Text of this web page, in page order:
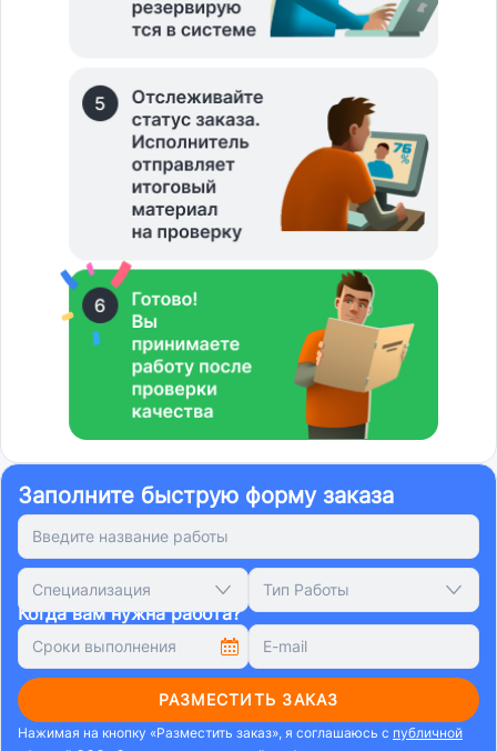
Заполните быструю форму заказа
Специализация Тип Работы
Когда вам нужна работа?
РАЗМЕСТИТЬ ЗАКАЗ
Нажимая на кнопку «Разместить заказ», я соглашаюсь с публичной